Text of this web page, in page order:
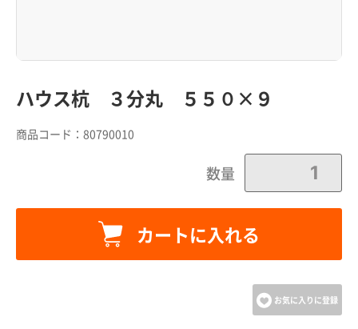
ハウス杭 ３分丸 ５５０×９
商品コード： 80790010
数量
カートに入れる
カートに追加しました。
お気に入りに登録